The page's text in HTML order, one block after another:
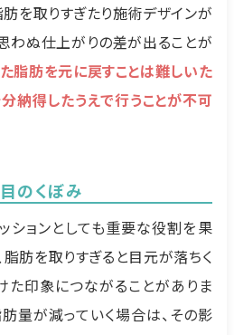
を取りすぎたり施術デザインが
わぬ仕上がりの差が出ることが
脂肪を元に戻すことは難しいた
納得したうえで行うことが不可
のくぼみ
ションとしても重要な役割を果
脂肪を取りすぎると目元が落ちく
た印象につながることがありま
量が減っていく場合は、その影